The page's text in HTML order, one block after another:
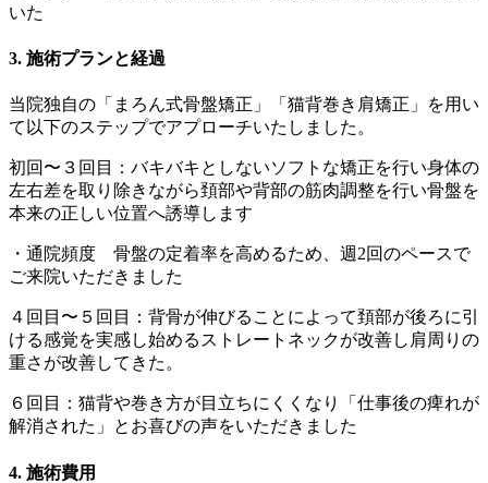
いた
3. 施術プランと経過
当院独自の「まろん式骨盤矯正」「猫背巻き肩矯正」を用い
て以下のステップでアプローチいたしました。
初回〜３回目：バキバキとしないソフトな矯正を行い身体の
左右差を取り除きながら頚部や背部の筋肉調整を行い骨盤を
本来の正しい位置へ誘導します
・通院頻度 骨盤の定着率を高めるため、週2回のペースで
ご来院いただきました
４回目〜５回目：背骨が伸びることによって頚部が後ろに引
ける感覚を実感し始めるストレートネックが改善し肩周りの
重さが改善してきた。
６回目：猫背や巻き方が目立ちにくくなり「仕事後の痺れが
解消された」とお喜びの声をいただきました
4. 施術費用